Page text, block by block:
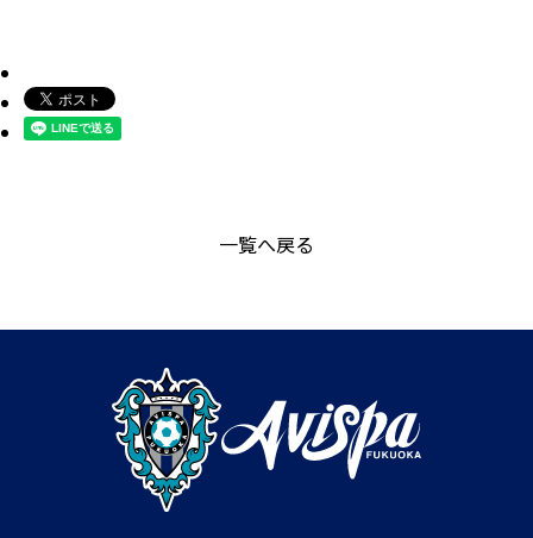
一覧へ戻る